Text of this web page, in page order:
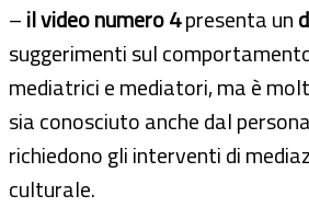
–il video numero 4presenta un
suggerimenti sul
mediatrici e mediatori, ma è
sia conosciuto anche dal
richiedono gli interventi di
culturale.